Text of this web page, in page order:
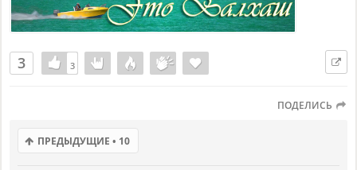
3 3
3
ПОДЕЛИСЬ
ПРЕДЫДУЩИЕ • 10